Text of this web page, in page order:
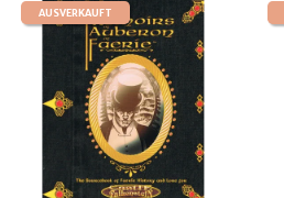
AUSVERKAUFT